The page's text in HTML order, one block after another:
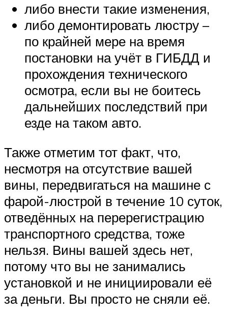
либо внести такие изменения,
либо демонтировать люстру –
по крайней мере на время
постановки на учёт в ГИБДД и
прохождения технического
осмотра, если вы не боитесь
дальнейших последствий при
езде на таком авто.
Также отметим тот факт, что,
несмотря на отсутствие вашей
вины, передвигаться на машине с
фарой-люстрой в течение 10 суток,
отведённых на перерегистрацию
транспортного средства, тоже
нельзя. Вины вашей здесь нет,
потому что вы не занимались
установкой и не инициировали её
за деньги. Вы просто не сняли её.